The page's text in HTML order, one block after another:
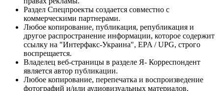
Раздел Спецпроекты создается совместно с
коммерческими партнерами.
Любое копирование, публикация, републикация и
другое распространение информации, которое содержит
ссылку на "Интерфакс-Украина", EPA / UPG, строго
воспрещается.
Владелец веб-страницы в разделе Я- Корреспондент
является автор публикации.
Любое копирование, перепечатка и воспроизведение
фотографий и/или аудиовизуальных материалов,